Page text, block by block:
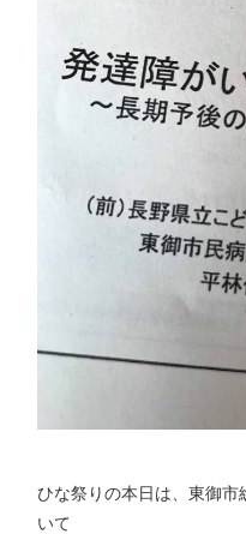
ひな祭りの本日は、東御
いて